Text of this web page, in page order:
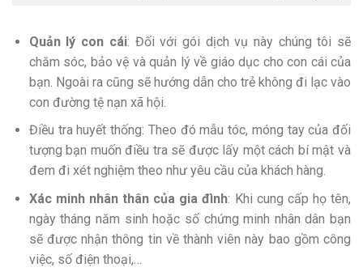
Quản lý con cái: Đối với gói dịch vụ này chúng tôi sẽ
chăm sóc, bảo vệ và quản lý về giáo dục cho con cái của
bạn. Ngoài ra cũng sẽ hướng dẫn cho trẻ không đi lạc vào
con đường tệ nạn xã hội.
Điều tra huyết thống: Theo đó mẫu tóc, móng tay của đối
tượng bạn muốn điều tra sẽ được lấy một cách bí mật và
đem đi xét nghiệm theo như yêu cầu của khách hàng.
Xác minh nhân thân của gia đình: Khi cung cấp họ tên,
ngày tháng năm sinh hoặc số chứng minh nhân dân bạn
sẽ được nhận thông tin về thành viên này bao gồm công
việc, số điện thoại,…